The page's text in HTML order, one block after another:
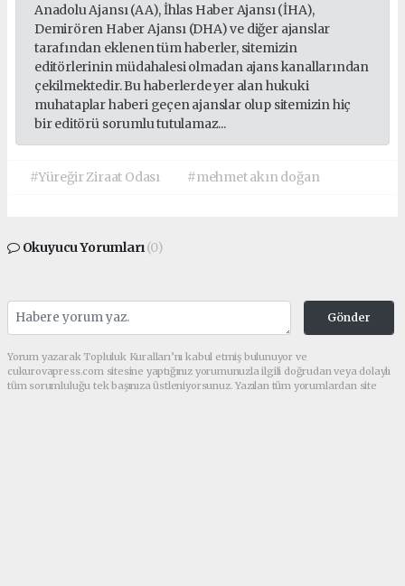
Anadolu Ajansı (AA), İhlas Haber Ajansı (İHA),
Demirören Haber Ajansı (DHA) ve diğer ajanslar
tarafından eklenen tüm haberler, sitemizin
editörlerinin müdahalesi olmadan ajans kanallarından
çekilmektedir. Bu haberlerde yer alan hukuki
muhataplar haberi geçen ajanslar olup sitemizin hiç
bir editörü sorumlu tutulamaz...
#Yüreğir Ziraat Odası #mehmet akın doğan
Okuyucu Yorumları(0)
Gönder
Yorum yazarak Topluluk Kuralları’nı kabul etmiş bulunuyor ve
cukurovapress.com sitesine yaptığınız yorumunuzla ilgili doğrudan veya dolaylı
tüm sorumluluğu tek başınıza üstleniyorsunuz. Yazılan tüm yorumlardan site